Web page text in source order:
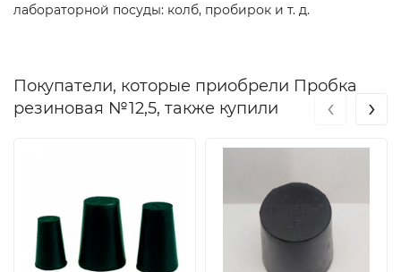
лабораторной посуды: колб, пробирок и т. д.
Покупатели, которые приобрели Пробка
резиновая №12,5, также купили
‹ ›